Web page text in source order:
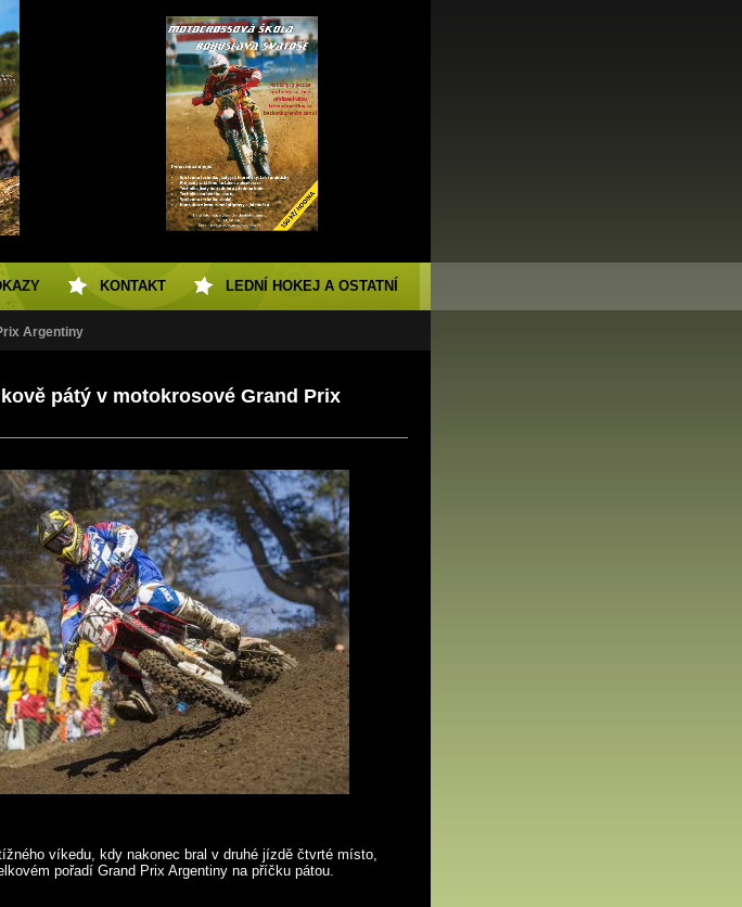
Argentiny
pátý v motokrosové Grand Prix
víkedu, kdy nakonec bral v druhé jízdě čtvrté místo,
pořadí Grand Prix Argentiny na příčku pátou.
KONTAKT LEDNÍ HOKEJ A OSTATNÍ